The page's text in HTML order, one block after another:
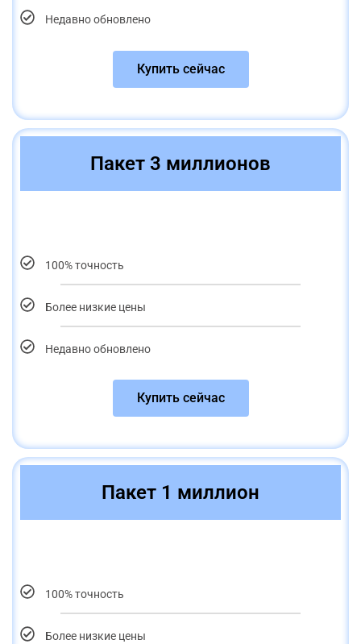
Недавно обновлено
Купить сейчас
Пакет 3 миллионов
100% точность
Более низкие цены
Недавно обновлено
Купить сейчас
Пакет 1 миллион
100% точность
Более низкие цены